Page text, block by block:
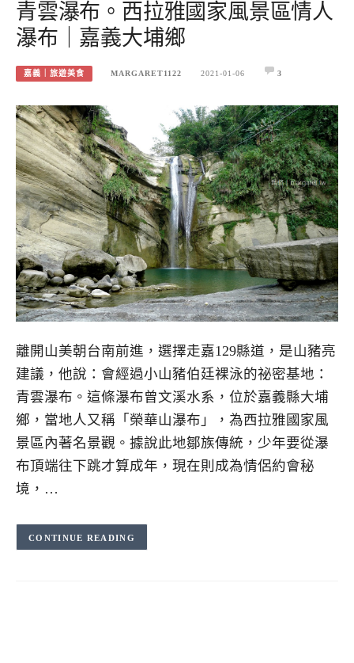
青雲瀑布。西拉雅國家風景區情人
瀑布｜嘉義大埔鄉
嘉義｜旅遊美食 MARGARET1122 2021-01-06 3
離開山美朝台南前進，選擇走嘉129縣道，是山豬亮
建議，他說：會經過小山豬伯廷裸泳的祕密基地：
青雲瀑布。這條瀑布曾文溪水系，位於嘉義縣大埔
鄉，當地人又稱「榮華山瀑布」，為西拉雅國家風
景區內著名景觀。據說此地鄒族傳統，少年要從瀑
布頂端往下跳才算成年，現在則成為情侶約會秘
境，…
CONTINUE READING